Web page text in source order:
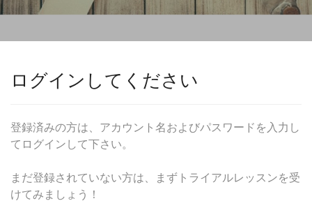
お申込流れ
ログインしてください
登録済みの方は、アカウント名およびパスワードを入力し
てログインして下さい。
まだ登録されていない方は、まずトライアルレッスンを受
けてみましょう！